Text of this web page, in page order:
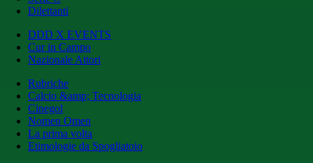
Dilettanti
DDD X EVENTS
Cur in Campo
Nazionale Attori
Rubriche
Calcio &amp; Tecnologia
Cinegol
Nomen Omen
La prima volta
Etimologie da Spogliatoio